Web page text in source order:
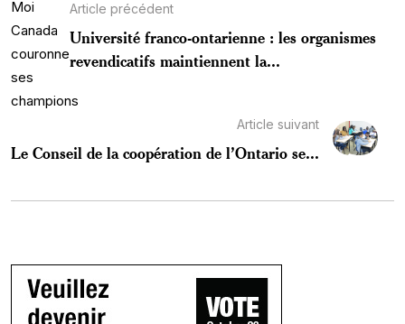
Article précédent
Université franco-ontarienne : les organismes
revendicatifs maintiennent la...
Article suivant
Le Conseil de la coopération de l’Ontario se...